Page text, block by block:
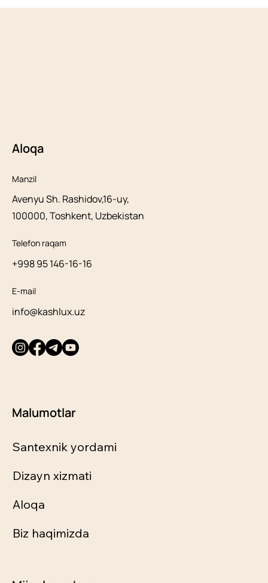
Aloqa
Manzil
Avenyu Sh. Rashidov,16-uy,
100000, Toshkent, Uzbekistan
Telefon raqam
+998 95 146-16-16
E-mail
info@kashlux.uz
Malumotlar
Santexnik yordami
Dizayn xizmati
Aloqa
Biz haqimizda